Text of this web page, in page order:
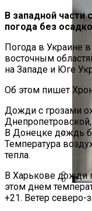
В
В западной части
погода без
Погода в Украине
восточным
на Западе и Юге
Об этом пишет
Дожди с грозами
В Донецке дождь
Температура
тепла.
В Харькове дожди
этом днем
+21. Ветер северо-